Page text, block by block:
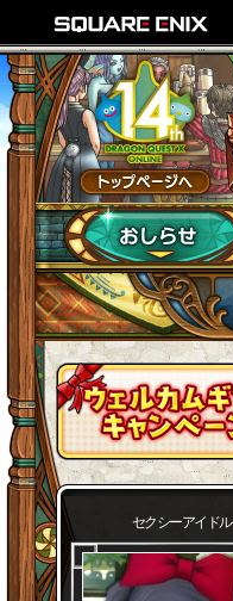
セクシーアイドル